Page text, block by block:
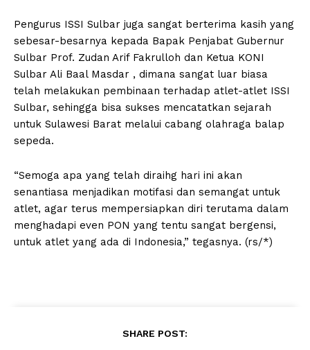
Pengurus ISSI Sulbar juga sangat berterima kasih yang
sebesar-besarnya kepada Bapak Penjabat Gubernur
Sulbar Prof. Zudan Arif Fakrulloh dan Ketua KONI
Sulbar Ali Baal Masdar , dimana sangat luar biasa
telah melakukan pembinaan terhadap atlet-atlet ISSI
Sulbar, sehingga bisa sukses mencatatkan sejarah
untuk Sulawesi Barat melalui cabang olahraga balap
sepeda.
“Semoga apa yang telah diraihg hari ini akan
senantiasa menjadikan motifasi dan semangat untuk
atlet, agar terus mempersiapkan diri terutama dalam
menghadapi even PON yang tentu sangat bergensi,
untuk atlet yang ada di Indonesia,” tegasnya. (rs/*)
SHARE POST: